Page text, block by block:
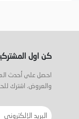
كن اول
احصل على أحدث
والعروض. اشترك